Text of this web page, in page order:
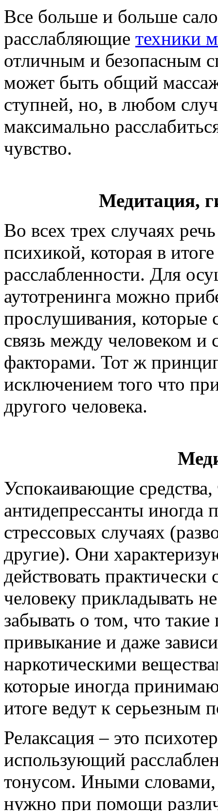
Все больше и больше
расслабляющие техники
отличным и безопасным
может быть общий
ступней, но, в любом
максимально
чувство.
Медитация,
Во всех трех случаях
психикой, которая в
расслабленности. Для
аутотренинга можно
прослушивания, которые
связь между человеком и
факторами. Тот ж
исключением того что
другого человека.
Успокаивающие
антидепрессанты иногда
стрессовых случаях
другие). Они
действовать
человеку прикладывать
забывать о том, что
привыкание и даже
наркотическими
которые иногда
итоге ведут к серьезным
Релаксация – это
использующий
тонусом. Иными словами,
нужно при помощи